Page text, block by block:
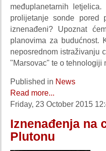
međuplanetarnih
prolijetanje sonde pored
iznenađeni? Upoznat
planovima za budućnost.
neposrednom istraživanju
"Marsovac" te o tehnologiji
Published in News
Read more...
Friday, 23 October 2015
Iznenađenja na
Plutonu